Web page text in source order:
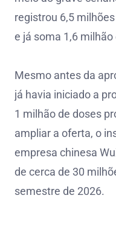
registrou 6,5
e já soma 1,6 milhão
Mesmo antes da
já havia iniciado a
1 milhão de doses
ampliar a oferta, o
empresa chinesa
de cerca de 30
semestre de 2026.